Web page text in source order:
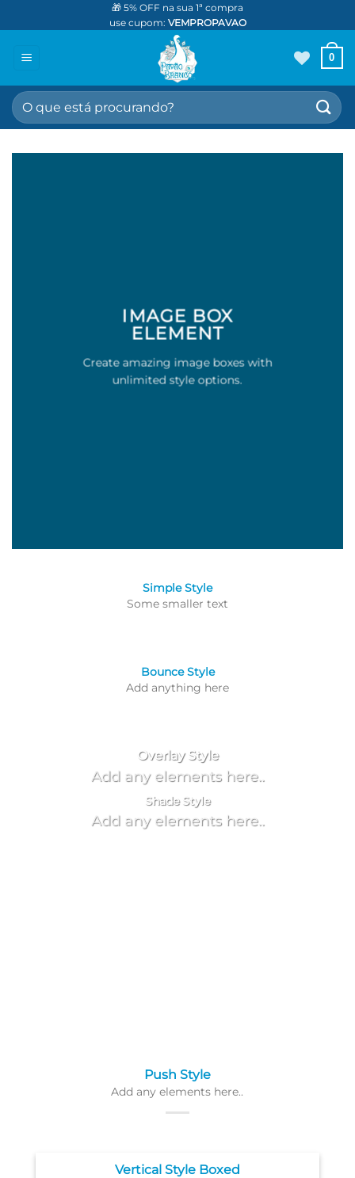
to
🎁 5% OFF na sua 1ª compra
use cupom: VEMPROPAVAO
0
Pesquisar
por:
IMAGE BOX
ELEMENT
Create amazing image boxes with
unlimited style options.
Simple Style
Some smaller text
Bounce Style
Add anything here
Overlay Style
Add any elements here..
Shade Style
Add any elements here..
Push Style
Add any elements here..
Vertical Style Boxed